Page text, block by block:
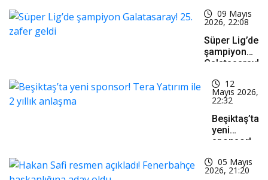
isyan etti!
“Böylesini
hayatımda
görmedim”
09 Mayıs
2026, 22:08
Süper Lig’de
şampiyon
Galatasaray!
geldi 12
Mayıs 2026,
22:32
Beşiktaş’ta
yeni
sponsor!
Yatırım ile
2 yıllık
05 Mayıs
2026, 21:20